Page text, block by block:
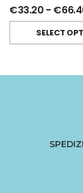
€33.20 - €
SELECT